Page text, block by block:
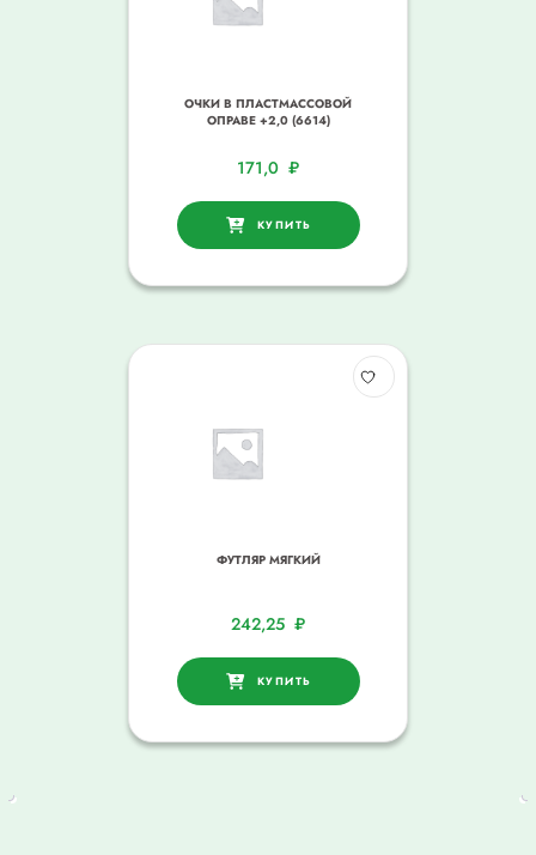
ОЧКИ В ПЛАСТМАССОВОЙ
ОПРАВЕ +2,0 (6614)
171,0 ₽
КУПИТЬ
ФУТЛЯР МЯГКИЙ
242,25 ₽
КУПИТЬ